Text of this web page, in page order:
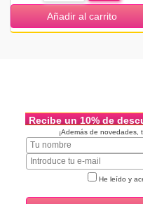
Añadir al carrito
Recibe un 10% de
¡Además de novedades,
He leído y